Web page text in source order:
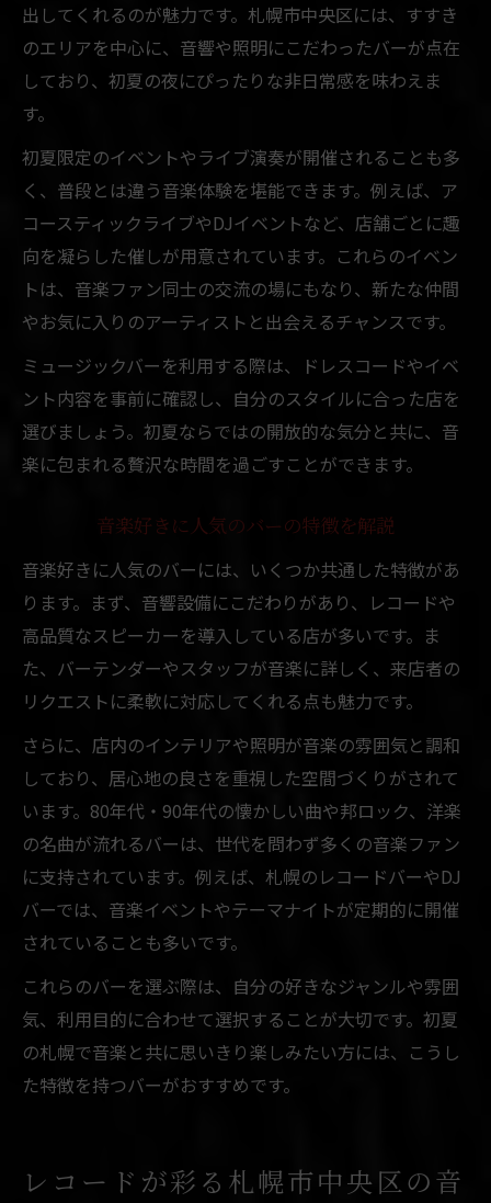
出してくれるのが魅力です。札幌市中央区には、すすき
のエリアを中心に、音響や照明にこだわったバーが点在
しており、初夏の夜にぴったりな非日常感を味わえま
す。
初夏限定のイベントやライブ演奏が開催されることも多
く、普段とは違う音楽体験を堪能できます。例えば、ア
コースティックライブやDJイベントなど、店舗ごとに趣
向を凝らした催しが用意されています。これらのイベン
トは、音楽ファン同士の交流の場にもなり、新たな仲間
やお気に入りのアーティストと出会えるチャンスです。
ミュージックバーを利用する際は、ドレスコードやイベ
ント内容を事前に確認し、自分のスタイルに合った店を
選びましょう。初夏ならではの開放的な気分と共に、音
楽に包まれる贅沢な時間を過ごすことができます。
音楽好きに人気のバーの特徴を解説
音楽好きに人気のバーには、いくつか共通した特徴があ
ります。まず、音響設備にこだわりがあり、レコードや
高品質なスピーカーを導入している店が多いです。ま
た、バーテンダーやスタッフが音楽に詳しく、来店者の
リクエストに柔軟に対応してくれる点も魅力です。
さらに、店内のインテリアや照明が音楽の雰囲気と調和
しており、居心地の良さを重視した空間づくりがされて
います。80年代・90年代の懐かしい曲や邦ロック、洋楽
の名曲が流れるバーは、世代を問わず多くの音楽ファン
に支持されています。例えば、札幌のレコードバーやDJ
バーでは、音楽イベントやテーマナイトが定期的に開催
されていることも多いです。
これらのバーを選ぶ際は、自分の好きなジャンルや雰囲
気、利用目的に合わせて選択することが大切です。初夏
の札幌で音楽と共に思いきり楽しみたい方には、こうし
た特徴を持つバーがおすすめです。
レコードが彩る札幌市中央区の音